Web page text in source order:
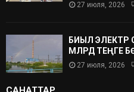
27 июля, 2026
БИЫЛ ЭЛЕКТР
МЛРД ТЕҢГЕ
27 июля, 2026